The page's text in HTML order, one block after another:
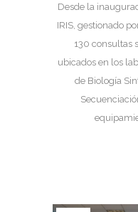
Desde la
IRIS, gestionado
130 consultas
ubicados en los
de Biología